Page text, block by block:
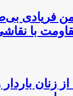
من فریادی
با
زنان باردار